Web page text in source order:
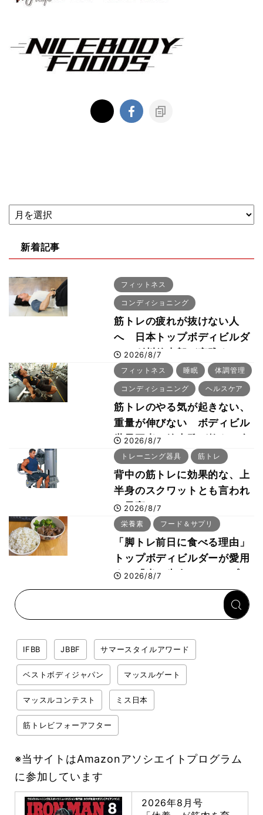
新着記事
フィットネス
コンディショニング
筋トレの疲れが抜けない人
へ 日本トップボディビルダ
ー・刈川啓志郎が実践する
「回復習慣」
2026/8/7
フィットネス 睡眠 体調管理
コンディショニング ヘルスケア
筋トレのやる気が起きない、
重量が伸びない ボディビル
世界王者・鈴木雅が教える食
事・睡眠・呼吸の整え方
2026/8/7
トレーニング器具 筋トレ
背中の筋トレに効果的な、上
半身のスクワットとも言われ
た最高マシン“ノーチラス・
プルオーバーマシン”とは？
2026/8/7
栄養素 フード＆サプリ
「脚トレ前日に食べる理由」
トップボディビルダーが愛用
する「米＋牛肉」のシンプル
回復メシとは？
2026/8/7
IFBB JBBF サマースタイルアワード
ベストボディジャパン マッスルゲート
マッスルコンテスト ミス日本
筋トレビフォーアフター
※当サイトはAmazonアソシエイトプログラム
に参加しています
2026年8月号